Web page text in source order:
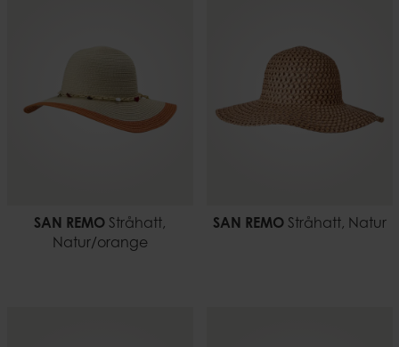
SAN REMO Stråhatt,
Natur/orange
SAN REMOStråhatt, Natur